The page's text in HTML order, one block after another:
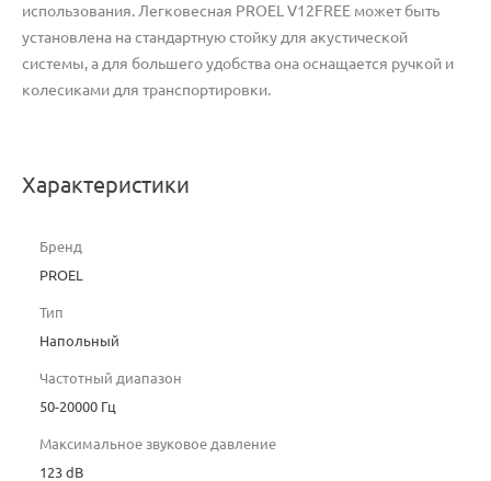
использования. Легковесная PROEL V12FREE может быть
установлена на стандартную стойку для акустической
системы, а для большего удобства она оснащается ручкой и
колесиками для транспортировки.
Характеристики
Бренд
PROEL
Тип
Напольный
Частотный диапазон
50-20000 Гц
Максимальное звуковое давление
123 dB